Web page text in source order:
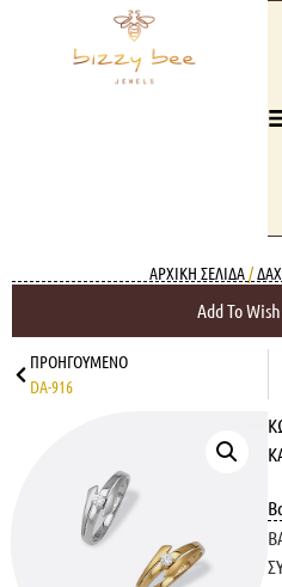
ΑΡΧΙΚΉ ΣΕΛΊΔΑ/
Add To
ΠΡΟΗΓΟΎΜΕΝΟ
DA-916